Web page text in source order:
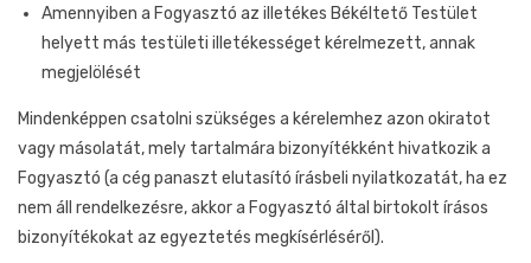
Amennyiben a Fogyasztó az illetékes Békéltető Testület
helyett más testületi illetékességet kérelmezett, annak
megjelölését
Mindenképpen csatolni szükséges a kérelemhez azon okiratot
vagy másolatát, mely tartalmára bizonyítékként hivatkozik a
Fogyasztó (a cég panaszt elutasító írásbeli nyilatkozatát, ha ez
nem áll rendelkezésre, akkor a Fogyasztó által birtokolt írásos
bizonyítékokat az egyeztetés megkísérléséről).